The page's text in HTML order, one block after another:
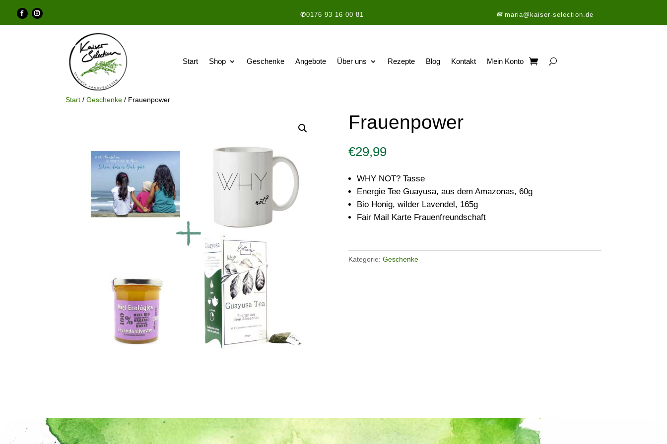
✆0176 93 16 00 81 ✉ maria@kaiser-selection.de
Start Shop Geschenke Angebote Über uns Rezepte Blog Kontakt Mein Konto
Start / Geschenke / Frauenpower
Frauenpower
€29,99
WHY NOT? Tasse
Energie Tee Guayusa, aus dem Amazonas, 60g
Bio Honig, wilder Lavendel, 165g
Fair Mail Karte Frauenfreundschaft
Kategorie: Geschenke